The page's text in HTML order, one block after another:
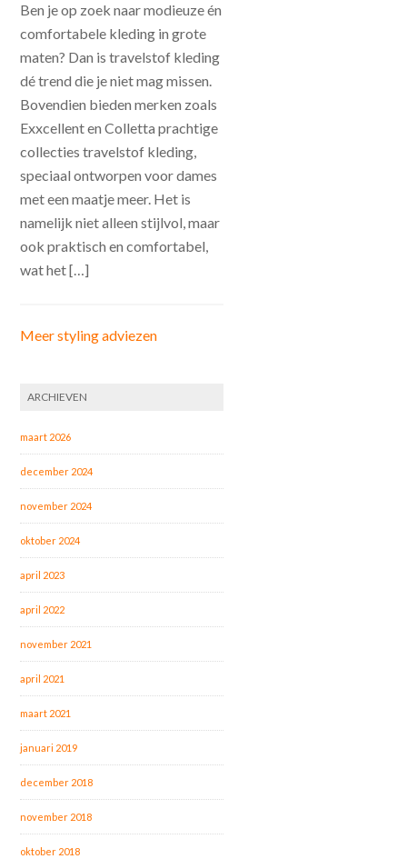
Ben je op zoek naar modieuze én
comfortabele kleding in grote
maten? Dan is travelstof kleding
dé trend die je niet mag missen.
Bovendien bieden merken zoals
Exxcellent en Colletta prachtige
collecties travelstof kleding,
speciaal ontworpen voor dames
met een maatje meer. Het is
namelijk niet alleen stijlvol, maar
ook praktisch en comfortabel,
wat het […]
Meer styling adviezen
ARCHIEVEN
maart 2026
december 2024
november 2024
oktober 2024
april 2023
april 2022
november 2021
april 2021
maart 2021
januari 2019
december 2018
november 2018
oktober 2018